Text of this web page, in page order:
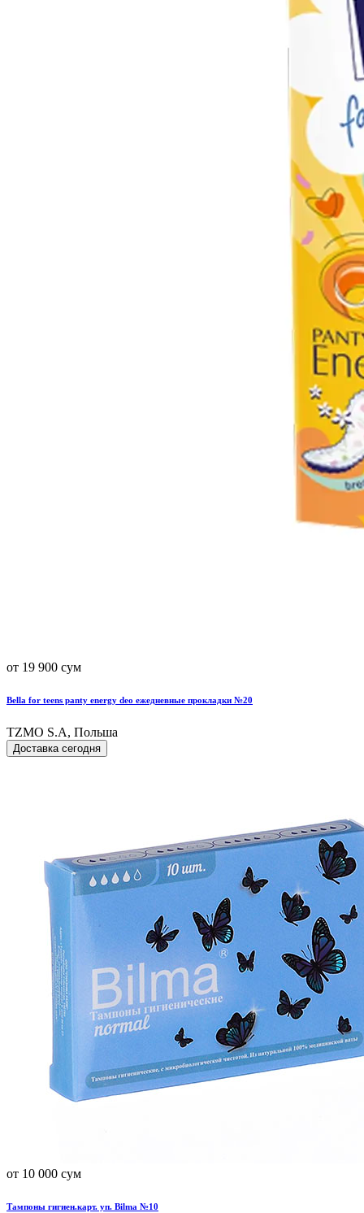
от 19 900 сум
Bella for teens panty energy deo ежедневные прокладки №20
TZMO S.A, Польша
Доставка сегодня
от 10 000 сум
Тампоны гигиен.карт. уп. Bilma №10